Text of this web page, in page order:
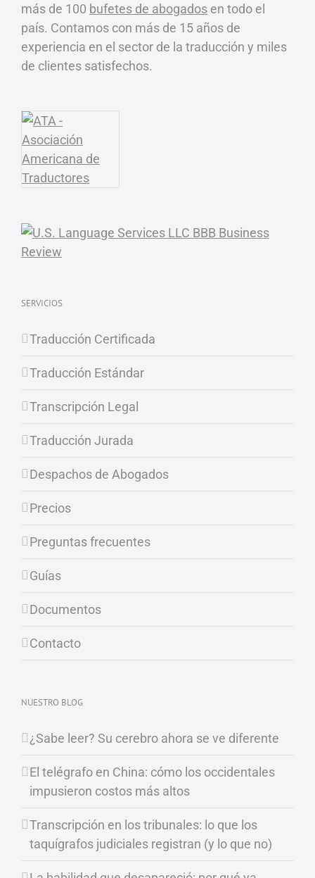
más de 100 bufetes de abogados en todo el
país. Contamos con más de 15 años de
experiencia en el sector de la traducción y miles
de clientes satisfechos.
SERVICIOS
Traducción Certificada
Traducción Estándar
Transcripción Legal
Traducción Jurada
Despachos de Abogados
Precios
Preguntas frecuentes
Guías
Documentos
Contacto
NUESTRO BLOG
¿Sabe leer? Su cerebro ahora se ve diferente
El telégrafo en China: cómo los occidentales
impusieron costos más altos
Transcripción en los tribunales: lo que los
taquígrafos judiciales registran (y lo que no)